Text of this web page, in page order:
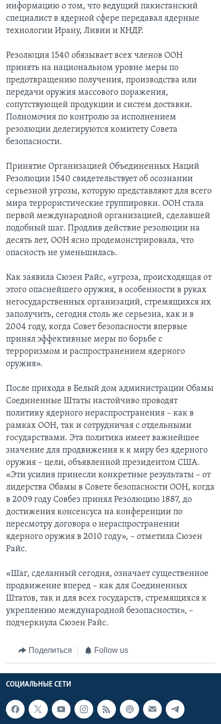
информацию о том, что ведущий пакистанский
специалист в ядерной сфере передавал ядерные
технологии Ирану, Ливии и КНДР.
Резолюция 1540 обязывает всех членов ООН
принять на национальном уровне меры по
предотвращению получения, производства или
передачи оружия массового поражения,
сопутствующей продукции и систем доставки.
Полномочия по контролю за исполнением
резолюции делегируются комитету Совета
безопасности.
Принятие Организацией Объединенных Наций
Резолюции 1540 свидетельствует об осознании
серьезной угрозы, которую представляют для всего
мира террористические группировки. ООН стала
первой международной организацией, сделавшей
подобный шаг. Продлив действие резолюции на
десять лет, ООН ясно продемонстрировала, что
опасность не уменьшилась.
Как заявила Сюзен Райс, «угроза, происходящая от
этого опаснейшего оружия, в особенности в руках
негосударственных организаций, стремящихся их
заполучить, сегодня столь же серьезна, как и в
2004 году, когда Совет безопасности впервые
принял эффективные меры по борьбе с
терроризмом и распространением ядерного
оружия».
После прихода в Белый дом администрации Обамы
Соединенные Штаты настойчиво проводят
политику ядерного нераспространения – как в
рамках ООН, так и сотрудничая с отдельными
государствами. Эта политика имеет важнейшее
значение для продвижения к к миру без ядерного
оружия – цели, объявленной президентом США.
«Эти усилия принесли конкретные результаты – от
лидерства Обамы в Совете безопасности ООН, когда
в 2009 году Совбез принял Резолюцию 1887, до
достижения консенсуса на конференции по
пересмотру договора о нераспространении
ядерного оружия в 2010 году», – отметила Сюзен
Райс.
«Шаг, сделанный сегодня, означает существенное
продвижение вперед – как для Соединенных
Штатов, так и для всех государств, стремящихся к
укреплению международной безопасности», –
подчеркнула Сюзен Райс.
Поделиться Follow us
СОЦИАЛЬНЫЕ СЕТИ